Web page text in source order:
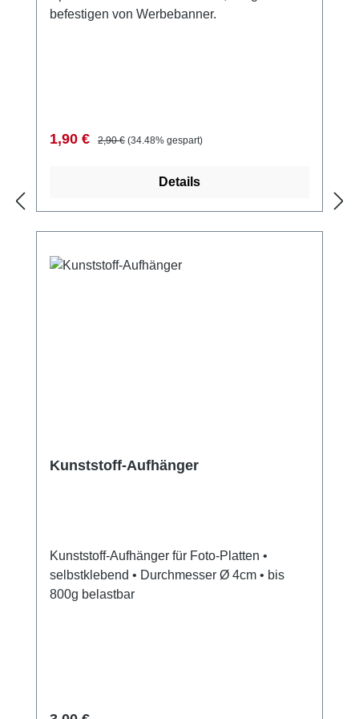
befestigen von Werbebanner.
Verkaufspreis:
1,90 € Regulärer Preis:
2,90 € (34.48% gespart)
Details
Kunststoff-Aufhänger
Kunststoff-Aufhänger für Foto-Platten •
selbstklebend • Durchmesser Ø 4cm • bis
800g belastbar